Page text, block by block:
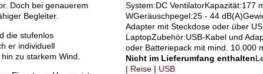
Doch bei genauerem
Begleiter.
die stufenlos
er individuell
zu starkem Wind.
System:DC VentilatorKapazität:177
WGeräuschpegel:25 - 44
Adapter mit Steckdose oder über
LaptopZubehör:USB-Kabel und
oder Batteriepack mit mind. 10.000
Nicht im Lieferumfang enthalten
| Reise| USB